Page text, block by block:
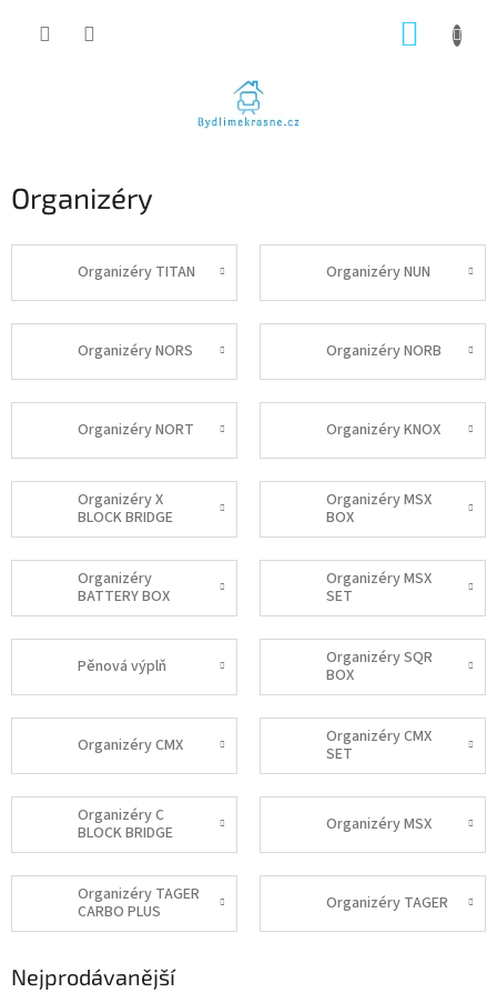
Organizéry
Organizéry TITAN Organizéry NUN
Organizéry NORS Organizéry NORB
Organizéry NORT Organizéry KNOX
Organizéry X
BLOCK BRIDGE
Organizéry MSX
BOX
Organizéry
BATTERY BOX
Organizéry MSX
SET
Pěnová výplň
Organizéry SQR
BOX
Organizéry CMX
Organizéry CMX
SET
Organizéry C
BLOCK BRIDGE
Organizéry MSX
Organizéry TAGER
CARBO PLUS
Organizéry TAGER
Nejprodávanější